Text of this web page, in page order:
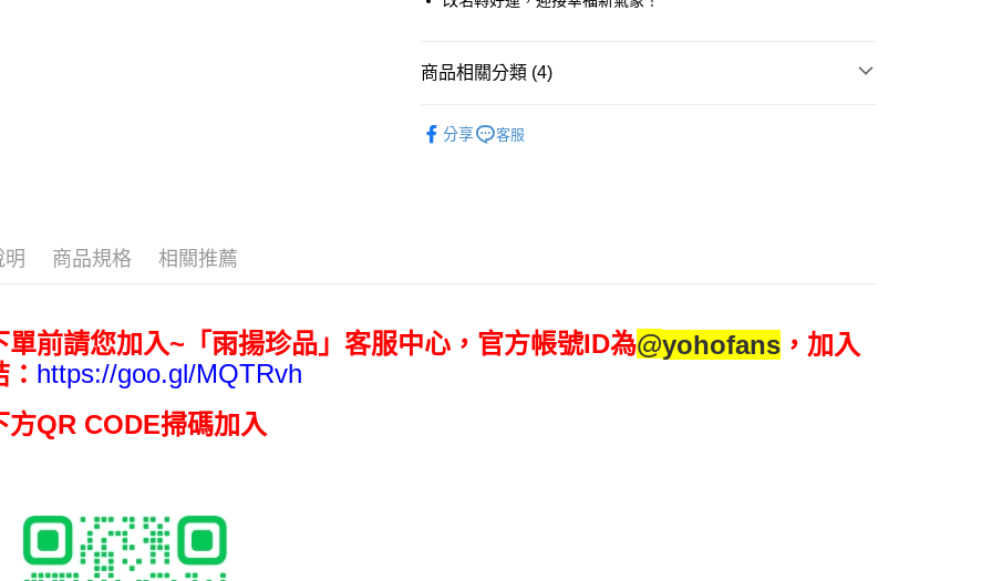
悠遊付
完成交易。
3.實際核准額度、可分期數及費用金額請依後續交易確認頁面所載為準。
運送方式
商品相關分類 (4)
分享 客服
明 商品規格 相關推薦
前請您加入~「雨揚珍品」客服中心，官方帳號ID為@yohofans ，加入
https://goo.gl/MQTRvh
方QR CODE掃碼加入